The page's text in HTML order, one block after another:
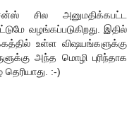
சில அனுமதிக்கபட்ட
வழங்கப்படுகிறது. இதில்
உள்ள விஷயங்களுக்கு
அந்த மொழி புரிந்தாக
:-)